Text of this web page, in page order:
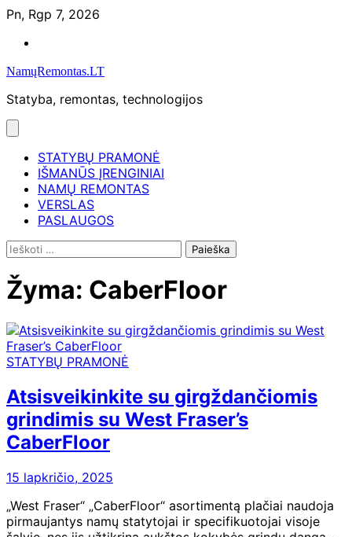
Skip
content
Pn, Rgp 7, 2026
NamųRemontas.LT
Statyba, remontas, technologijos
STATYBŲ PRAMONĖ
IŠMANŪS ĮRENGINIAI
NAMŲ REMONTAS
VERSLAS
PASLAUGOS
Ieškoti:
Žyma: CaberFloor
STATYBŲ PRAMONĖ
Atsisveikinkite su girgždančiomis
grindimis su West Fraser’s
CaberFloor
15 lapkričio, 2025
„West Fraser“ „CaberFloor“ asortimentą plačiai naudoja
pirmaujantys namų statytojai ir specifikuotojai visoje